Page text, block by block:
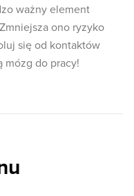
ważny element
ono ryzyko
się od kontaktów
mózg do pracy!